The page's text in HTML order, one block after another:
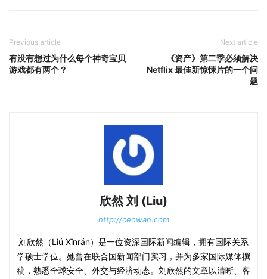
Previous article
有没有想过为什么每个神奇宝贝
游戏都有两个？
Next article
《资产》第二季必须解决
Netflix 最佳新惊悚片的一个问
题
欣然 刘 (Liu)
http://ceowan.com
刘欣然（Liú Xīnrán）是一位资深国际新闻编辑，拥有国际关系
学硕士学位。她曾在联合国新闻部门实习，并为多家国际媒体撰
稿，熟悉全球安全、外交与经济动态。刘欣然的文章以清晰、客